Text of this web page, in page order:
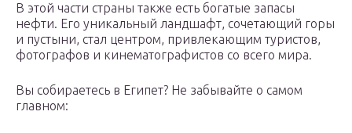
В этой части страны также есть богатые запасы
нефти. Его уникальный ландшафт, сочетающий горы
и пустыни, стал центром, привлекающим туристов,
фотографов и кинематографистов со всего мира.
Вы собираетесь в Египет? Не забывайте о самом
главном: